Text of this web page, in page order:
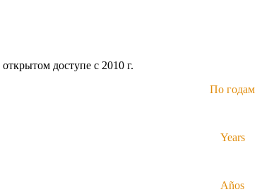
доступе с 2010 г.
По годам
Years
Años